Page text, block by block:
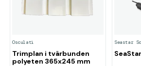
Osculati
Trimplan i tvärbunden
polyeten 365x245 mm
Seastar